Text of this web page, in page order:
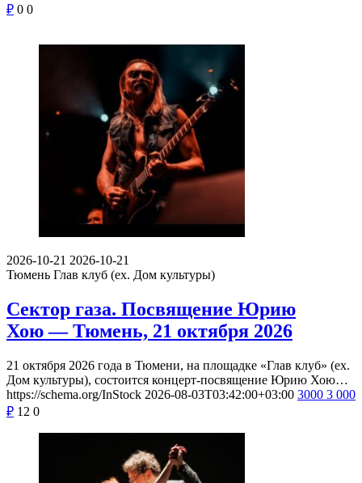
₽ 0 0
2026-10-21 2026-10-21
Тюмень Глав клуб (ex. Дом культуры)
Сектор газа. Посвящение Юрию
Хою — Тюмень, 21 октября 2026
21 октября 2026 года в Тюмени, на площадке «Глав клуб» (ex.
Дом культуры), состоится концерт-посвящение Юрию Хою…
https://schema.org/InStock 2026-08-03T03:42:00+03:00 3000 3 000
₽ 12 0